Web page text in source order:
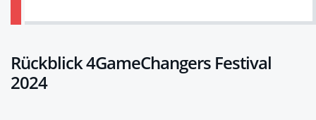
Rückblick 4GameChangers Festival
2024